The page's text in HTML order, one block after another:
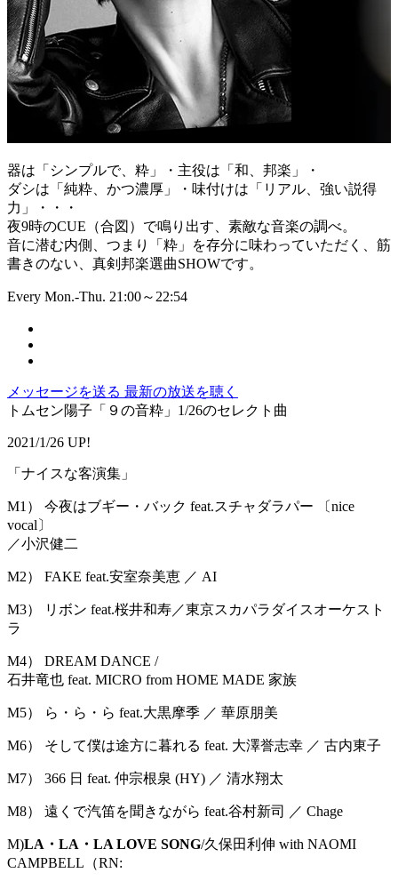
器は「シンプルで、粋」・主役は「和、邦楽」・
ダシは「純粋、かつ濃厚」・味付けは「リアル、強い説得
力」・・・
夜9時のCUE（合図）で鳴り出す、素敵な音楽の調べ。
音に潜む内側、つまり「粋」を存分に味わっていただく、筋
書きのない、真剣邦楽選曲SHOWです。
Every Mon.-Thu. 21:00～22:54
メッセージを送る 最新の放送を聴く
トムセン陽子「９の音粋」1/26のセレクト曲
2021/1/26 UP!
「ナイスな客演集」
M1） 今夜はブギー・バック feat.スチャダラパー 〔nice
vocal〕
／小沢健二
M2） FAKE feat.安室奈美恵 ／ AI
M3） リボン feat.桜井和寿／東京スカパラダイスオーケスト
ラ
M4） DREAM DANCE /
石井竜也 feat. MICRO from HOME MADE 家族
M5） ら・ら・ら feat.大黒摩季 ／ 華原朋美
M6） そして僕は途方に暮れる feat. 大澤誉志幸 ／ 古内東子
M7） 366 日 feat. 仲宗根泉 (HY) ／ 清水翔太
M8） 遠くで汽笛を聞きながら feat.谷村新司 ／ Chage
M)LA・LA・LA LOVE SONG/久保田利伸 with NAOMI
CAMPBELL（RN: